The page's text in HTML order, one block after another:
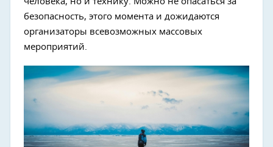
безопасность, этого момента и дожидаются
организаторы всевозможных массовых
мероприятий.